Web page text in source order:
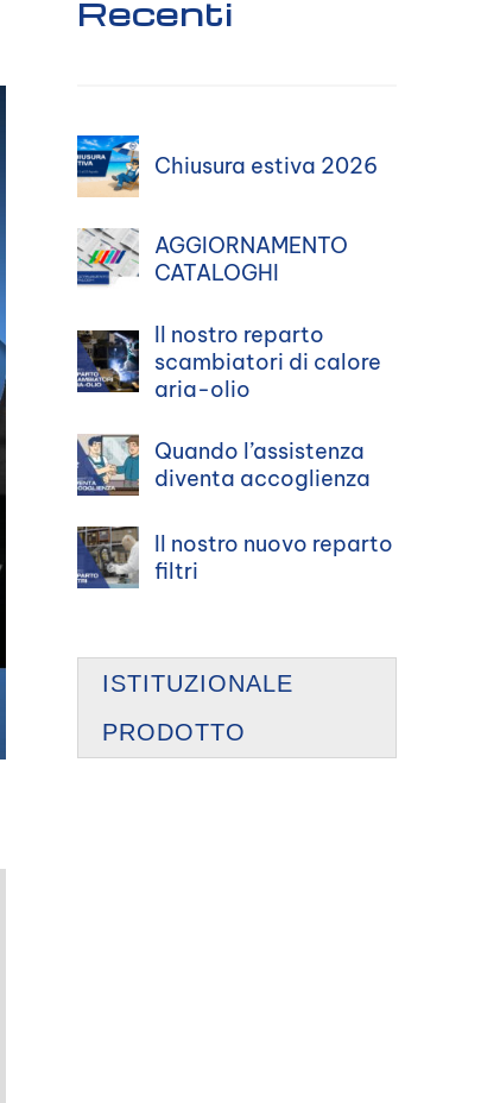
Recenti
Chiusura estiva 2026
AGGIORNAMENTO
CATALOGHI
Il nostro reparto
scambiatori di calore
aria-olio
Quando l’assistenza
diventa accoglienza
Il nostro nuovo reparto
filtri
ISTITUZIONALE
PRODOTTO